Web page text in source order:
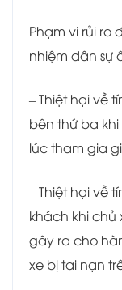
Phạm vi rủi
nhiệm dân sự
– Thiệt hại về
bên thứ ba
lúc tham gia
– Thiệt hại về
khách khi chủ
gây ra cho
xe bị tai nạn